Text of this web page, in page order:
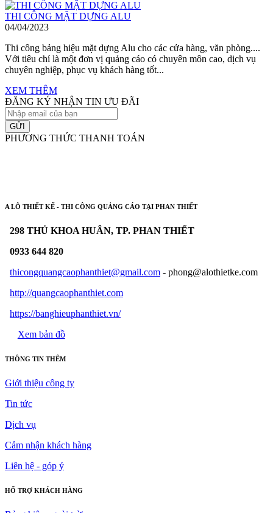
THI CÔNG MẶT DỰNG ALU
04/04/2023
Thi công bảng hiệu mặt dựng Alu cho các cửa hàng, văn phòng....
Với tiêu chí là một đơn vị quảng cáo có chuyên môn cao, dịch vụ
chuyên nghiệp, phục vụ khách hàng tốt...
XEM THÊM
ĐĂNG KÝ NHẬN TIN ƯU ĐÃI
GỬI
PHƯƠNG THỨC THANH TOÁN
A LÔ THIẾT KẾ - THI CÔNG QUẢNG CÁO TẠI PHAN THIẾT
298 THỦ KHOA HUÂN, TP. PHAN THIẾT
0933 644 820
thicongquangcaophanthiet@gmail.com - phong@alothietke.com
http://quangcaophanthiet.com
https://banghieuphanthiet.vn/
Xem bản đồ
THÔNG TIN THÊM
Giới thiệu công ty
Tin tức
Dịch vụ
Cảm nhận khách hàng
Liên hệ - góp ý
HỔ TRỢ KHÁCH HÀNG